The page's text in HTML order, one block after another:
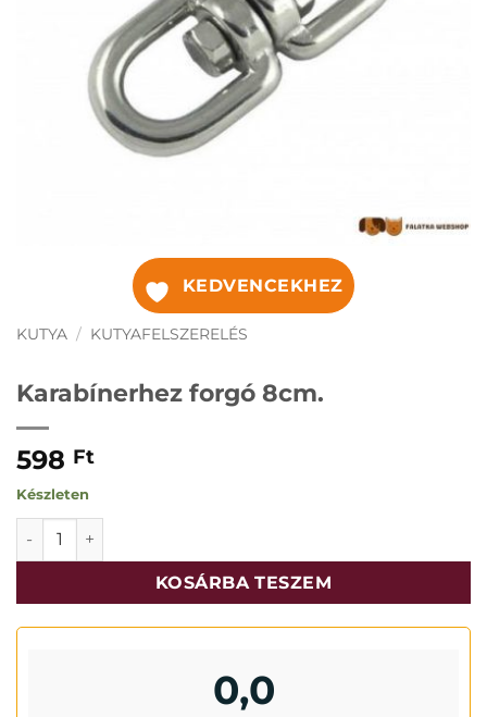
KEDVENCEKHEZ
KUTYA / KUTYAFELSZERELÉS
Karabínerhez forgó 8cm.
598 Ft
Készleten
Karabínerhez forgó 8cm. mennyiség
KOSÁRBA TESZEM
0,0